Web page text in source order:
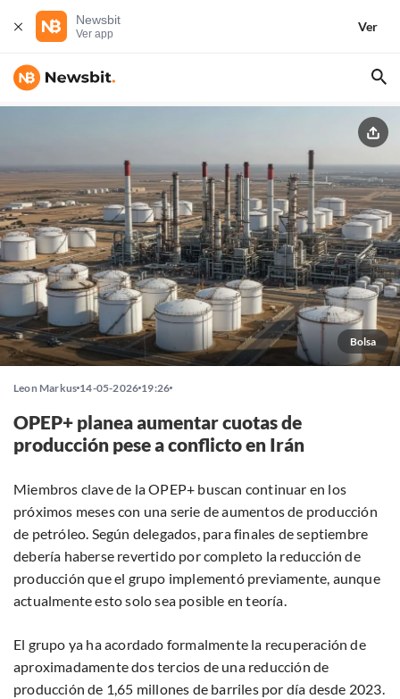
Newsbit
Ver app
Ver
Bolsa
Leon Markus 14-05-2026 19:26
OPEP+ planea aumentar cuotas de
producción pese a conflicto en Irán
Miembros clave de la OPEP+ buscan continuar en los
próximos meses con una serie de aumentos de producción
de petróleo. Según delegados, para finales de septiembre
debería haberse revertido por completo la reducción de
producción que el grupo implementó previamente, aunque
actualmente esto solo sea posible en teoría.
El grupo ya ha acordado formalmente la recuperación de
aproximadamente dos tercios de una reducción de
producción de 1,65 millones de barriles por día desde 2023.